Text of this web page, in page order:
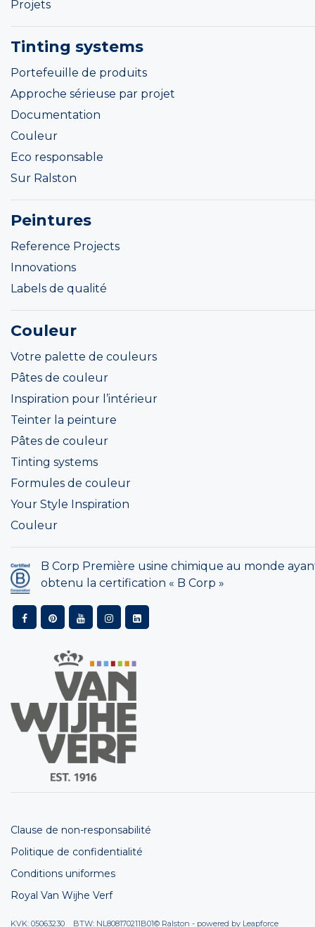
Projets
Tinting systems
Portefeuille de produits
Approche sérieuse par projet
Documentation
Couleur
Eco responsable
Sur Ralston
Peintures
Reference Projects
Innovations
Labels de qualité
Couleur
Votre palette de couleurs
Pâtes de couleur
Inspiration pour l’intérieur
Teinter la peinture
Pâtes de couleur
Tinting systems
Formules de couleur
Your Style Inspiration
Couleur
B Corp Première usine chimique au monde
obtenu la certification « B Corp »
Clause de non-responsabilité
Politique de confidentialité
Conditions uniformes
Royal Van Wijhe Verf
KVK: 05063230 BTW: NL808170211B01© Ralston - powered by Leapforce